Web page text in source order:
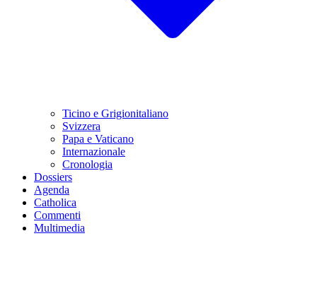
Ticino e Grigionitaliano
Svizzera
Papa e Vaticano
Internazionale
Cronologia
Dossiers
Agenda
Catholica
Commenti
Multimedia